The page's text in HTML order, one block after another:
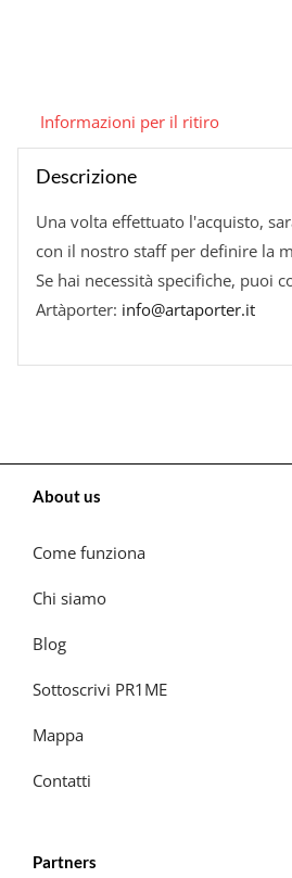
Informazioni per il ritiro
Descrizione
Una volta effettuato l'acquisto,
con il nostro staff per definire la
Se hai necessità specifiche, puoi
Artàporter: info@artaporter.it
About us
Come funziona
Chi siamo
Blog
Sottoscrivi PR1ME
Mappa
Contatti
Partners